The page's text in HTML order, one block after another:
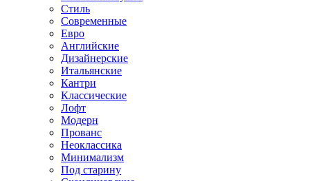
Стиль
Современные
Евро
Английские
Дизайнерские
Итальянские
Кантри
Классические
Лофт
Модерн
Прованс
Неоклассика
Минимализм
Под старину